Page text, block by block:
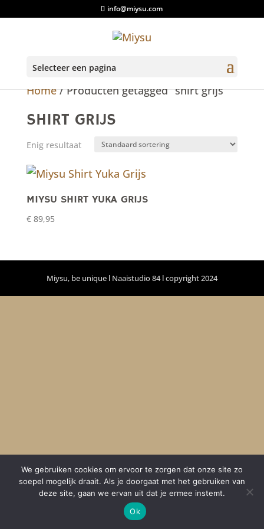
info@miysu.com
Selecteer een pagina
Home/ Producten getagged “shirt grijs”
SHIRT GRIJS
Enig resultaat
MIYSU SHIRT YUKA GRIJS
€89,95
Miysu, be unique l Naaistudio 84 l copyright 2024
We gebruiken cookies om ervoor te zorgen dat onze site zo
soepel mogelijk draait. Als je doorgaat met het gebruiken van
deze site, gaan we ervan uit dat je ermee instemt.
Ok